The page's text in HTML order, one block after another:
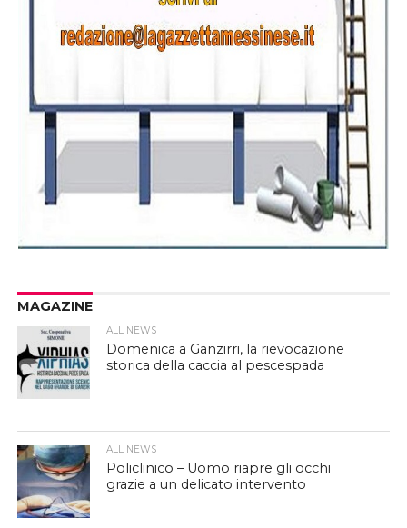
MAGAZINE
ALL NEWS
Domenica a Ganzirri, la rievocazione
storica della caccia al pescespada
ALL NEWS
Policlinico – Uomo riapre gli occhi
grazie a un delicato intervento